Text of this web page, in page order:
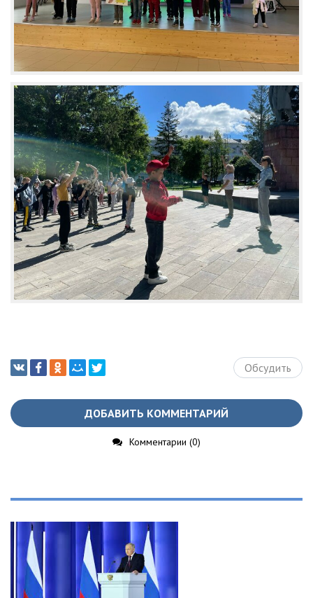
Обсудить
ДОБАВИТЬ КОММЕНТАРИЙ
Комментарии (0)